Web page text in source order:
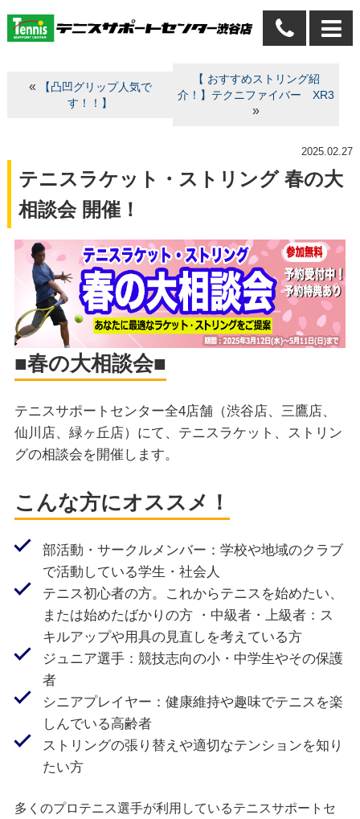
«
【凸凹グリップ人気で
す！！】
【 おすすめストリング紹
介！】テクニファイバー XR3
»
2025.02.27
テニスラケット・ストリング 春の大
相談会 開催！
■春の大相談会■
テニスサポートセンター全4店舗（渋谷店、三鷹店、
仙川店、緑ヶ丘店）にて、テニスラケット、ストリン
グの相談会を開催します。
こんな方にオススメ！
部活動・サークルメンバー：学校や地域のクラブ
で活動している学生・社会人
テニス初心者の方。これからテニスを始めたい、
または始めたばかりの方 ・中級者・上級者：ス
キルアップや用具の見直しを考えている方
ジュニア選手：競技志向の小・中学生やその保護
者
シニアプレイヤー：健康維持や趣味でテニスを楽
しんでいる高齢者
ストリングの張り替えや適切なテンションを知り
たい方
多くのプロテニス選手が利用しているテニスサポートセ